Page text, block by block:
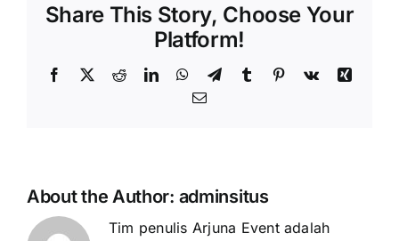
Share This Story, Choose Your
Platform!
Facebook
X RedditLinkedInWhatsApp
TelegramTumblr Pinterest
Vk
Xing
Email
About the Author: adminsitus
Tim penulis Arjuna Event adalah